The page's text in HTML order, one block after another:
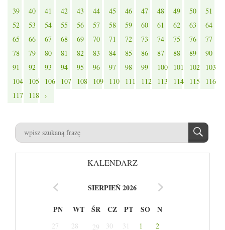
39
40 41 42 43 44 45 46 47 48 49 50
51
52
53 54 55 56 57 58 59 60 61 62 63
64
65
66 67 68 69 70 71 72 73 74 75 76
77
78
79 80 81 82 83 84 85 86 87 88 89
90
91
92 93 94 95 96 97 98 99 100 101 102
103
104
105 106 107 108 109 110 111 112 113 114 115
116
117
118 ›
KALENDARZ
SIERPIEŃ 2026
PN WT ŚR CZ PT SO N
27 28 29 30 31 1 2